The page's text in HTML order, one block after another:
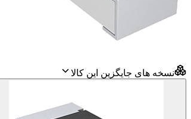
نسخه های جایگزین این کالا